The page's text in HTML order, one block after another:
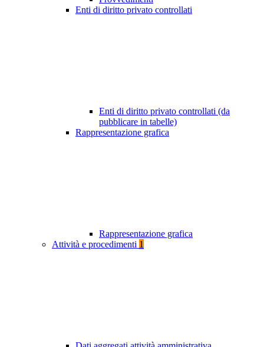
Enti di diritto privato controllati
Enti di diritto privato controllati (da
pubblicare in tabelle)
Rappresentazione grafica
Rappresentazione grafica
Attività e procedimenti 1